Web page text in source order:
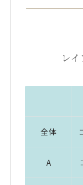
レ
全体
A